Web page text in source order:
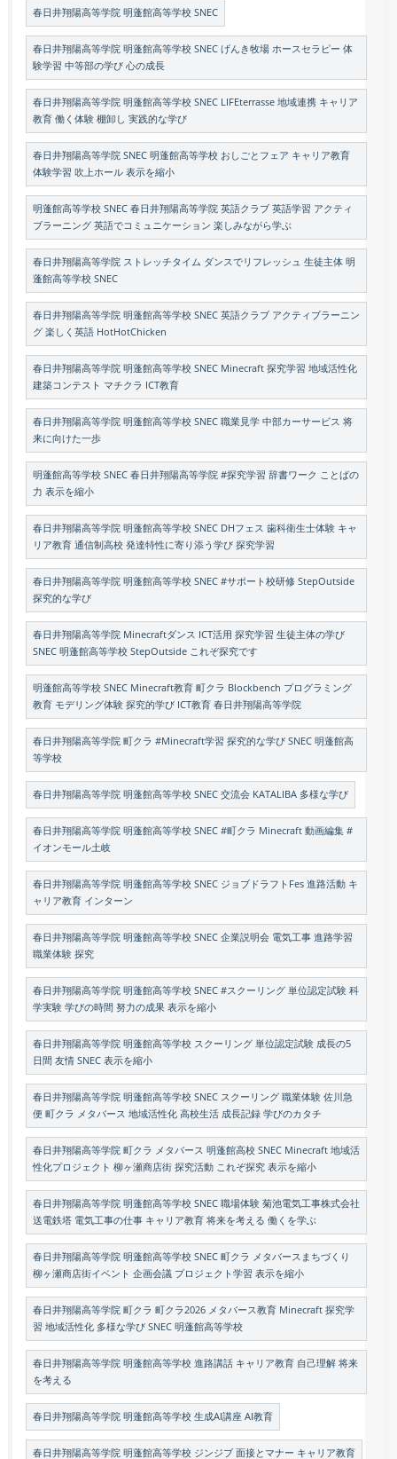
春日井翔陽高等学院 明蓬館高等学校 SNEC
春日井翔陽高等学院 明蓬館高等学校 SNEC げんき牧場 ホースセラピー 体
験学習 中等部の学び 心の成長
春日井翔陽高等学院 明蓬館高等学校 SNEC LIFEterrasse 地域連携 キャリア
教育 働く体験 棚卸し 実践的な学び
春日井翔陽高等学院 SNEC 明蓬館高等学校 おしごとフェア キャリア教育
体験学習 吹上ホール 表示を縮小
明蓬館高等学校 SNEC 春日井翔陽高等学院 英語クラブ 英語学習 アクティ
ブラーニング 英語でコミュニケーション 楽しみながら学ぶ
春日井翔陽高等学院 ストレッチタイム ダンスでリフレッシュ 生徒主体 明
蓬館高等学校 SNEC
春日井翔陽高等学院 明蓬館高等学校 SNEC 英語クラブ アクティブラーニン
グ 楽しく英語 HotHotChicken
春日井翔陽高等学院 明蓬館高等学校 SNEC Minecraft 探究学習 地域活性化
建築コンテスト マチクラ ICT教育
春日井翔陽高等学院 明蓬館高等学校 SNEC 職業見学 中部カーサービス 将
来に向けた一歩
明蓬館高等学校 SNEC 春日井翔陽高等学院 #探究学習 辞書ワーク ことばの
力 表示を縮小
春日井翔陽高等学院 明蓬館高等学校 SNEC DHフェス 歯科衛生士体験 キャ
リア教育 通信制高校 発達特性に寄り添う学び 探究学習
春日井翔陽高等学院 明蓬館高等学校 SNEC #サポート校研修 StepOutside
探究的な学び
春日井翔陽高等学院 Minecraftダンス ICT活用 探究学習 生徒主体の学び
SNEC 明蓬館高等学校 StepOutside これぞ探究です
明蓬館高等学校 SNEC Minecraft教育 町クラ Blockbench プログラミング
教育 モデリング体験 探究的学び ICT教育 春日井翔陽高等学院
春日井翔陽高等学院 町クラ #Minecraft学習 探究的な学び SNEC 明蓬館高
等学校
春日井翔陽高等学院 明蓬館高等学校 SNEC 交流会 KATALIBA 多様な学び
春日井翔陽高等学院 明蓬館高等学校 SNEC #町クラ Minecraft 動画編集 #
イオンモール土岐
春日井翔陽高等学院 明蓬館高等学校 SNEC ジョブドラフトFes 進路活動 キ
ャリア教育 インターン
春日井翔陽高等学院 明蓬館高等学校 SNEC 企業説明会 電気工事 進路学習
職業体験 探究
春日井翔陽高等学院 明蓬館高等学校 SNEC #スクーリング 単位認定試験 科
学実験 学びの時間 努力の成果 表示を縮小
春日井翔陽高等学院 明蓬館高等学校 スクーリング 単位認定試験 成長の5
日間 友情 SNEC 表示を縮小
春日井翔陽高等学院 明蓬館高等学校 SNEC スクーリング 職業体験 佐川急
便 町クラ メタバース 地域活性化 高校生活 成長記録 学びのカタチ
春日井翔陽高等学院 町クラ メタバース 明蓬館高校 SNEC Minecraft 地域活
性化プロジェクト 柳ヶ瀬商店街 探究活動 これぞ探究 表示を縮小
春日井翔陽高等学院 明蓬館高等学校 SNEC 職場体験 菊池電気工事株式会社
送電鉄塔 電気工事の仕事 キャリア教育 将来を考える 働くを学ぶ
春日井翔陽高等学院 明蓬館高等学校 SNEC 町クラ メタバースまちづくり
柳ヶ瀬商店街イベント 企画会議 プロジェクト学習 表示を縮小
春日井翔陽高等学院 町クラ 町クラ2026 メタバース教育 Minecraft 探究学
習 地域活性化 多様な学び SNEC 明蓬館高等学校
春日井翔陽高等学院 明蓬館高等学校 進路講話 キャリア教育 自己理解 将来
を考える
春日井翔陽高等学院 明蓬館高等学校 生成AI講座 AI教育
春日井翔陽高等学院 明蓬館高等学校 ジンジブ 面接とマナー キャリア教育